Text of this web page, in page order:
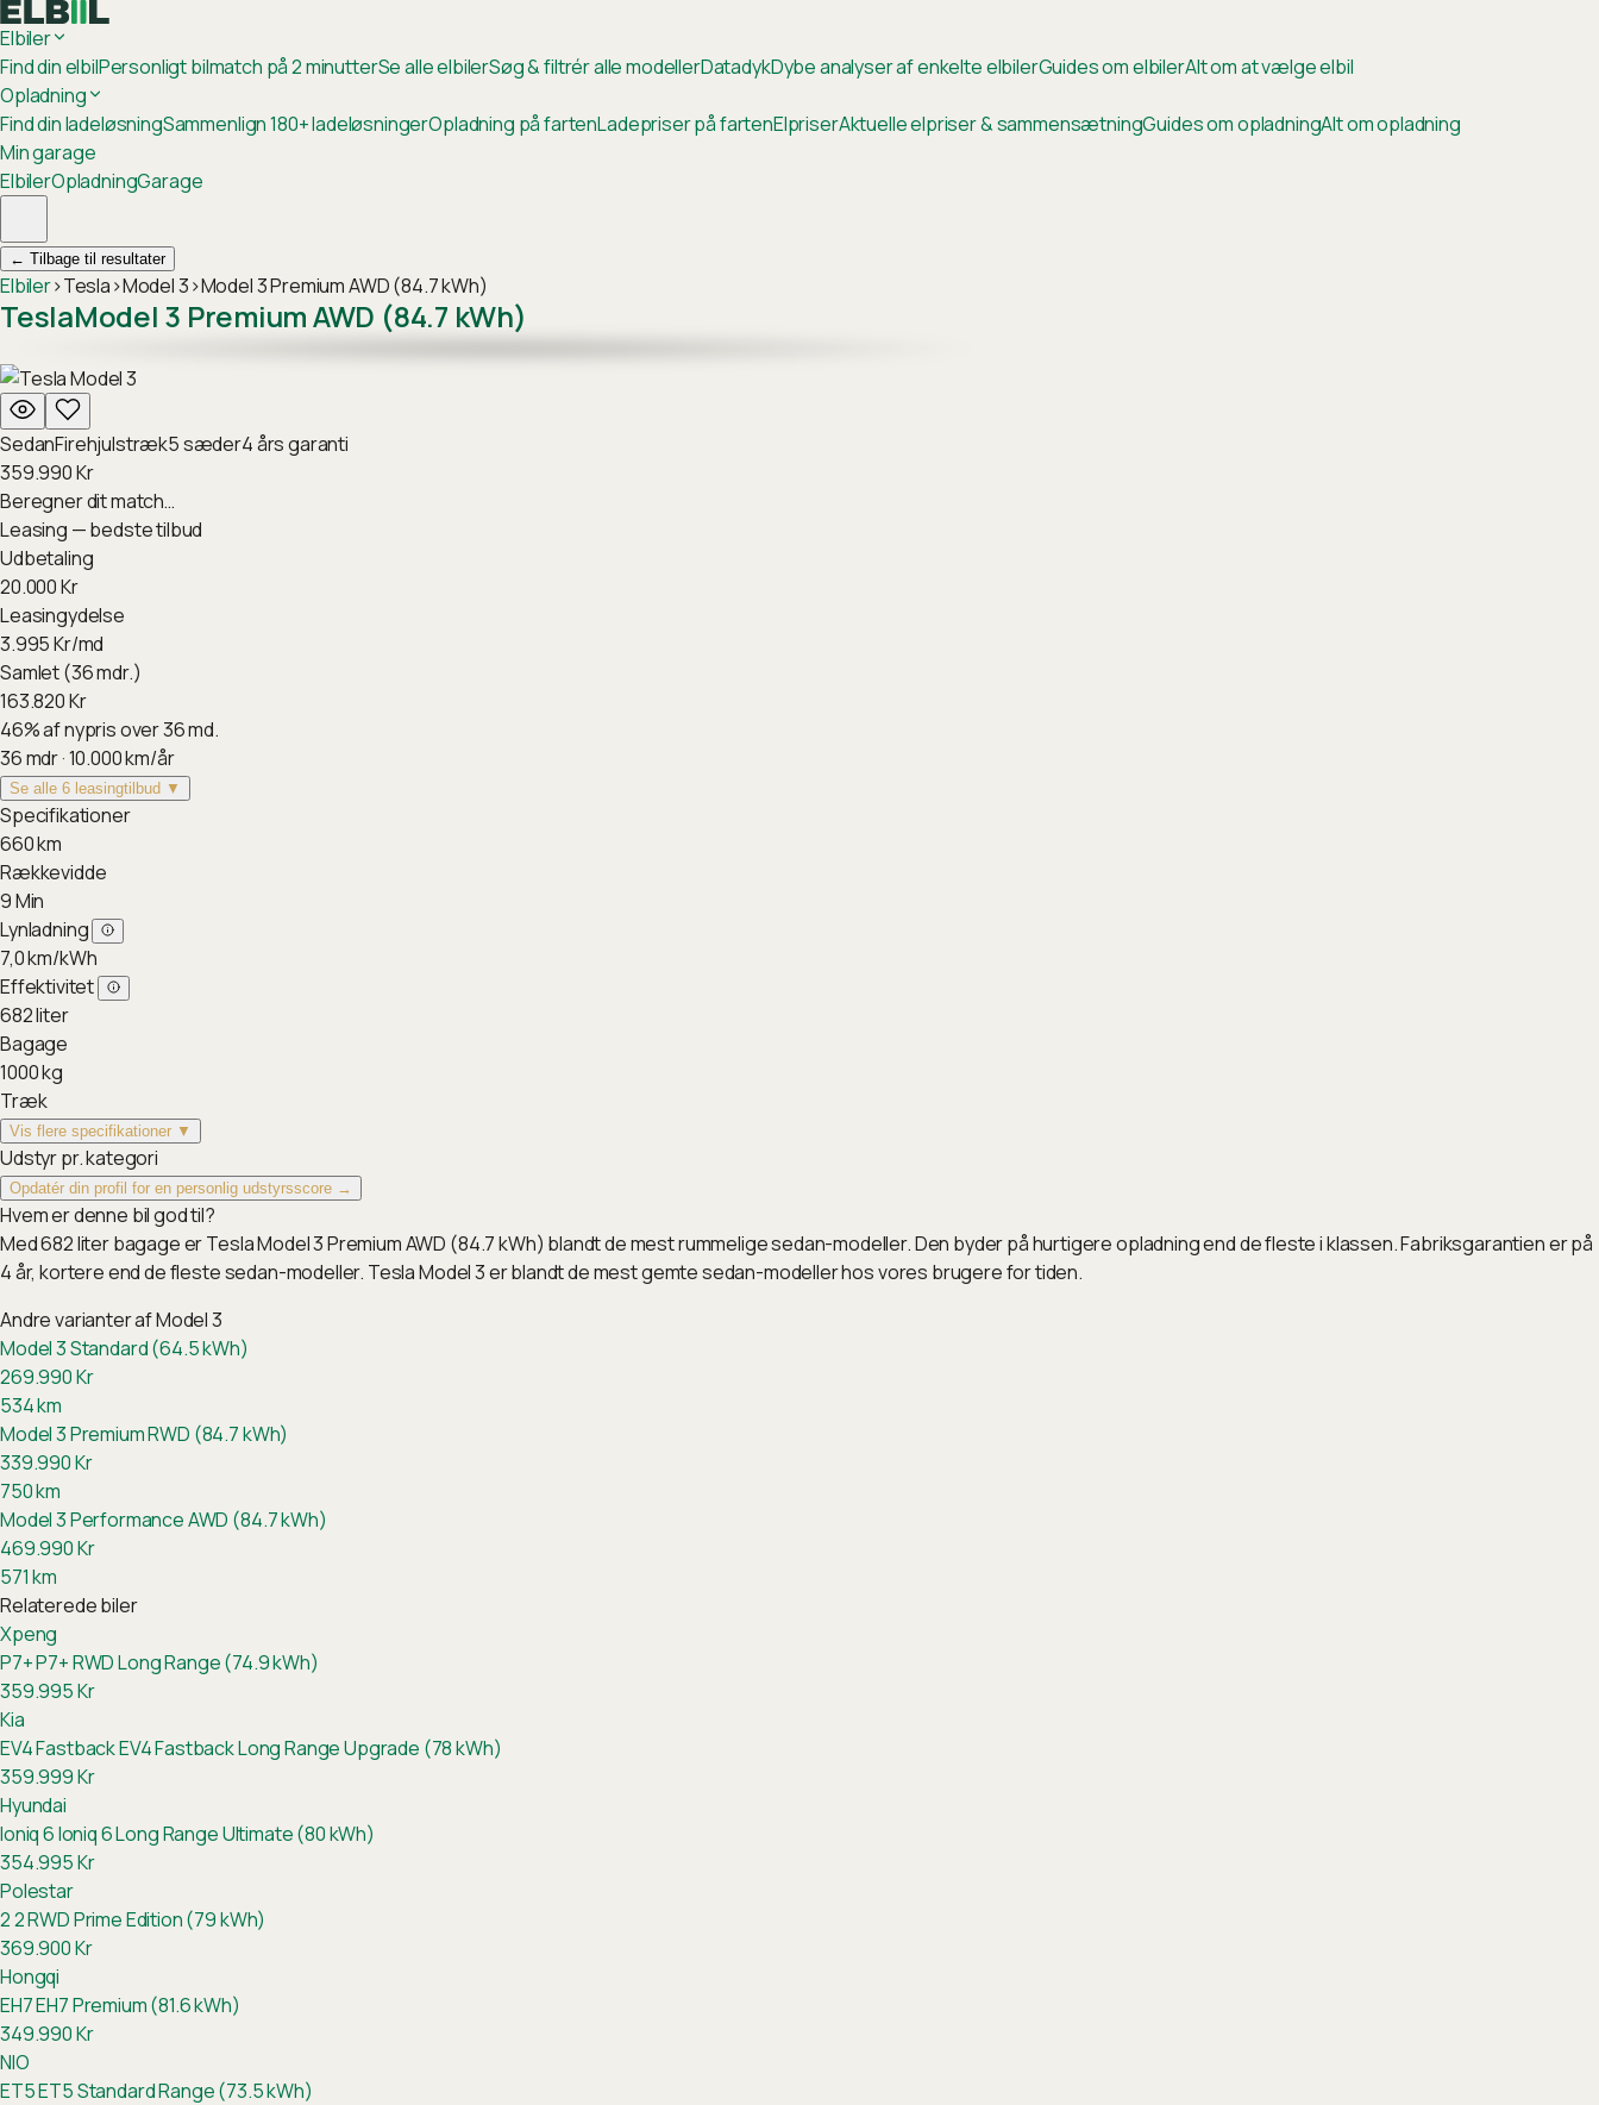
Elbiler
Find din elbilPersonligt bilmatch på 2 minutterSe alle elbilerSøg & filtrér alle modellerDatadykDybe analyser af enkelte elbilerGuides om elbilerAlt om at vælge elbil
Opladning
Find din ladeløsningSammenlign 180+ ladeløsningerOpladning på fartenLadepriser på fartenElpriserAktuelle elpriser & sammensætningGuides om opladningAlt om opladning
Min garage
ElbilerOpladningGarage
← Tilbage til resultater
Elbiler›Tesla›Model 3›Model 3 Premium AWD (84.7 kWh)
TeslaModel 3 Premium AWD (84.7 kWh)
SedanFirehjulstræk5sæder4års garanti
359.990Kr
Beregner dit match…
Leasing — bedste tilbud
Udbetaling
20.000Kr
Leasingydelse
3.995Kr/md
Samlet (36 mdr.)
163.820Kr
46%af nypris over 36 md.
36mdr ·10.000km/år
Se alle 6 leasingtilbud ▼
Specifikationer
660km
Rækkevidde
9Min
Lynladning
7,0km/kWh
Effektivitet
682liter
Bagage
1000kg
Træk
Vis flere specifikationer ▼
Udstyr pr. kategori
Opdatér din profil for en personlig udstyrsscore →
Hvem er denne bil god til?
Med 682 liter bagage er Tesla Model 3 Premium AWD (84.7 kWh) blandt de mest rummelige sedan-modeller. Den byder på hurtigere opladning end de fleste i klassen. Fabriksgarantien er på
4 år, kortere end de fleste sedan-modeller. Tesla Model 3 er blandt de mest gemte sedan-modeller hos vores brugere for tiden.
Andre varianter afModel 3
Model 3 Standard (64.5 kWh)
269.990Kr
534km
Model 3 Premium RWD (84.7 kWh)
339.990Kr
750km
Model 3 Performance AWD (84.7 kWh)
469.990Kr
571km
Relaterede biler
Xpeng
P7+P7+ RWD Long Range (74.9 kWh)
359.995Kr
Kia
EV4 FastbackEV4 Fastback Long Range Upgrade (78 kWh)
359.999Kr
Hyundai
Ioniq 6Ioniq 6 Long Range Ultimate (80 kWh)
354.995Kr
Polestar
22 RWD Prime Edition (79 kWh)
369.900Kr
Hongqi
EH7EH7 Premium (81.6 kWh)
349.990Kr
NIO
ET5ET5 Standard Range (73.5 kWh)